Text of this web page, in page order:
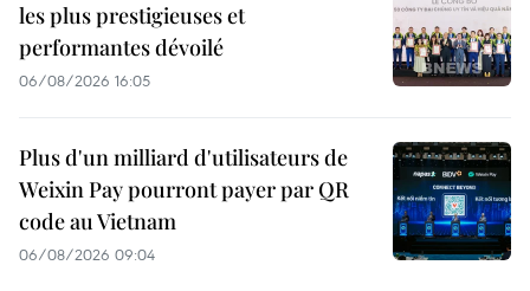
les plus prestigieuses et
performantes dévoilé
06/08/2026 16:05
Plus d'un milliard d'utilisateurs de
Weixin Pay pourront payer par QR
code au Vietnam
06/08/2026 09:04